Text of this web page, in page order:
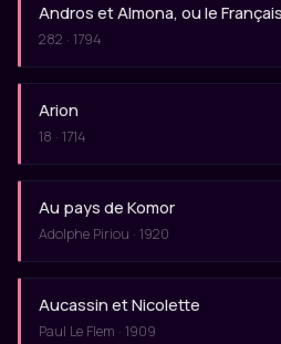
Andros et Almona, ou le
282 · 1794
Arion
18 · 1714
Au pays de Komor
Adolphe Piriou · 1920
Aucassin et Nicolette
Paul Le Flem · 1909